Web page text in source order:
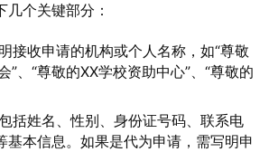
个关键部分：
接收申请的机构或个人名称，如“尊敬
”、“尊敬的XX学校资助中心”、“尊敬的
括姓名、性别、身份证号码、联系电
基本信息。如果是代为申请，需写明申